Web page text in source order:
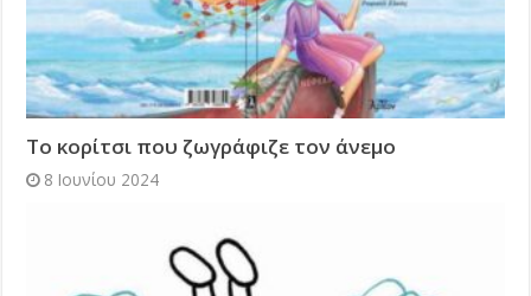
Το κορίτσι που ζωγράφιζε τον άνεμο
8 Ιουνίου 2024